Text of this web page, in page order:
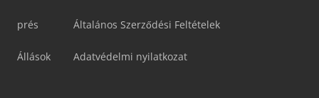
prés
Állások
Általános Szerződési Feltételek
Adatvédelmi nyilatkozat